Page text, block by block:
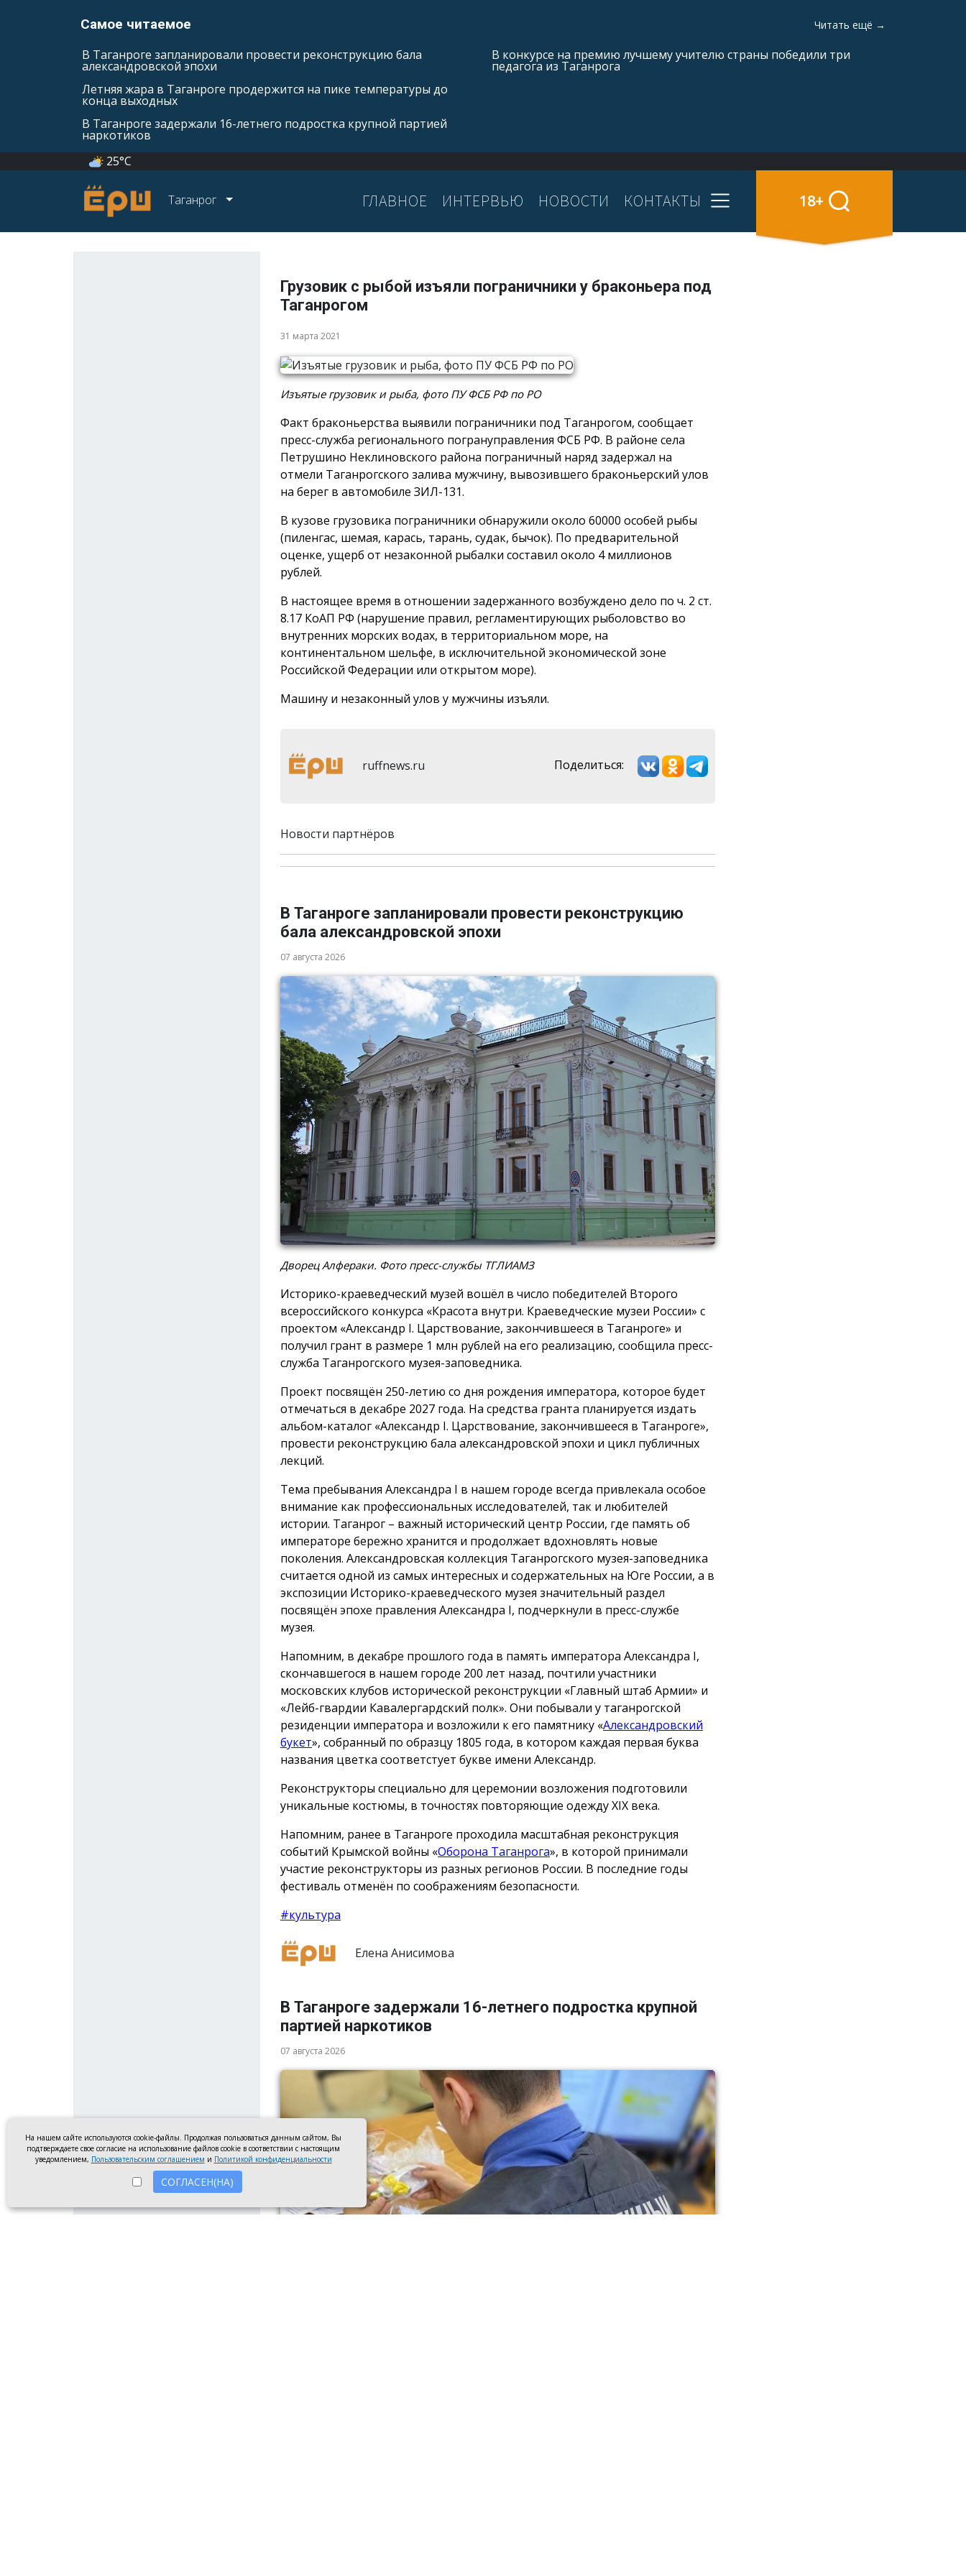
Самое читаемое Читать ещё →
В Таганроге запланировали провести реконструкцию бала
александровской эпохи
Летняя жара в Таганроге продержится на пике температуры до
конца выходных
В Таганроге задержали 16-летнего подростка крупной партией
наркотиков
В конкурсе на премию лучшему учителю страны победили три
педагога из Таганрога
25°C
Таганрог ГЛАВНОЕ ИНТЕРВЬЮ НОВОСТИ КОНТАКТЫ 18+
Грузовик с рыбой изъяли пограничники у браконьера под
Таганрогом
31 марта 2021
Изъятые грузовик и рыба, фото ПУ ФСБ РФ по РО
Факт браконьерства выявили пограничники под Таганрогом, сообщает
пресс-служба регионального погрануправления ФСБ РФ. В районе села
Петрушино Неклиновского района пограничный наряд задержал на
отмели Таганрогского залива мужчину, вывозившего браконьерский улов
на берег в автомобиле ЗИЛ-131.
В кузове грузовика пограничники обнаружили около 60000 особей рыбы
(пиленгас, шемая, карась, тарань, судак, бычок). По предварительной
оценке, ущерб от незаконной рыбалки составил около 4 миллионов
рублей.
В настоящее время в отношении задержанного возбуждено дело по ч. 2 ст.
8.17 КоАП РФ (нарушение правил, регламентирующих рыболовство во
внутренних морских водах, в территориальном море, на
континентальном шельфе, в исключительной экономической зоне
Российской Федерации или открытом море).
Машину и незаконный улов у мужчины изъяли.
ruffnews.ru Поделиться:
Новости партнёров
В Таганроге запланировали провести реконструкцию
бала александровской эпохи
07 августа 2026
Дворец Алфераки. Фото пресс-службы ТГЛИАМЗ
Историко-краеведческий музей вошёл в число победителей Второго
всероссийского конкурса «Красота внутри. Краеведческие музеи России» с
проектом «Александр I. Царствование, закончившееся в Таганроге» и
получил грант в размере 1 млн рублей на его реализацию, сообщила пресс-
служба Таганрогского музея-заповедника.
Проект посвящён 250-летию со дня рождения императора, которое будет
отмечаться в декабре 2027 года. На средства гранта планируется издать
альбом-каталог «Александр I. Царствование, закончившееся в Таганроге»,
провести реконструкцию бала александровской эпохи и цикл публичных
лекций.
Тема пребывания Александра I в нашем городе всегда привлекала особое
внимание как профессиональных исследователей, так и любителей
истории. Таганрог – важный исторический центр России, где память об
императоре бережно хранится и продолжает вдохновлять новые
поколения. Александровская коллекция Таганрогского музея-заповедника
считается одной из самых интересных и содержательных на Юге России, а в
экспозиции Историко-краеведческого музея значительный раздел
посвящён эпохе правления Александра I, подчеркнули в пресс-службе
музея.
Напомним, в декабре прошлого года в память императора Александра I,
скончавшегося в нашем городе 200 лет назад, почтили участники
московских клубов исторической реконструкции «Главный штаб Армии» и
«Лейб-гвардии Кавалергардский полк». Они побывали у таганрогской
резиденции императора и возложили к его памятнику «Александровский
букет», собранный по образцу 1805 года, в котором каждая первая буква
названия цветка соответстует букве имени Александр.
Реконструкторы специально для церемонии возложения подготовили
уникальные костюмы, в точностях повторяющие одежду ХIX века.
Напомним, ранее в Таганроге проходила масштабная реконструкция
событий Крымской войны «Оборона Таганрога», в которой принимали
участие реконструкторы из разных регионов России. В последние годы
фестиваль отменён по соображениям безопасности.
#культура
Елена Анисимова
В Таганроге задержали 16-летнего подростка крупной
партией наркотиков
07 августа 2026
На нашем сайте используются cookie-файлы. Продолжая пользоваться данным сайтом, Вы
подтверждаете свое согласие на использование файлов cookie в соответствии с настоящим
уведомлением, Пользовательским соглашением и Политикой конфиденциальности
СОГЛАСЕН(НА)